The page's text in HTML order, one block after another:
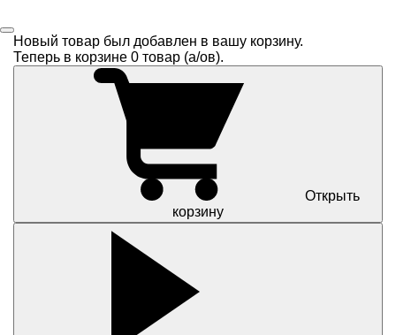
Новый товар был добавлен в вашу корзину.
Теперь в корзине 0 товар (a/ов).
корзину